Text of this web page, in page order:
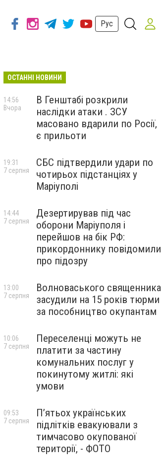
Рус
ОСТАННІ НОВИНИ
В Генштабі розкрили
наслідки атаки . ЗСУ
масовано вдарили по Росії,
є прильоти
14:56
Вчора
СБС підтвердили удари по
чотирьох підстанціях у
Маріуполі
19:31
7 серпня
Дезертирував під час
оборони Маріуполя і
перейшов на бік РФ:
прикордоннику повідомили
про підозру
14:44
7 серпня
Волноваського священника
засудили на 15 років тюрми
за пособництво окупантам
13:00
7 серпня
Переселенці можуть не
платити за частину
комунальних послуг у
покинутому житлі: які
умови
10:06
7 серпня
П’ятьох українських
підлітків евакуювали з
тимчасово окупованої
території, - ФОТО
09:53
7 серпня